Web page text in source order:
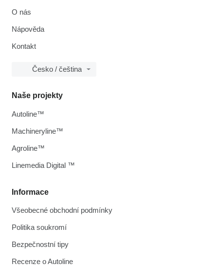
O nás
Nápověda
Kontakt
Česko / čeština
Informace
Všeobecné obchodní podmínky
Politika soukromí
Bezpečnostní tipy
Recenze o Autoline
Naše projekty
Autoline™
Machineryline™
Agroline™
Linemedia Digital ™